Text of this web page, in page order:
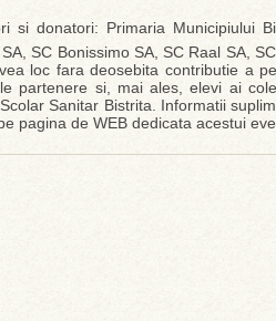
si donatori: Primaria Municipiului
SC Bonissimo SA, SC Raal SA,
loc fara deosebita contributie a
partenere si, mai ales, elevi ai
Sanitar Bistrita. Informatii
pagina de WEB dedicata acestui